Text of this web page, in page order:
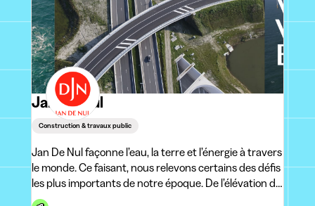
Jan De Nul
Construction & travaux public
Jan De Nul façonne l’eau, la terre et l’énergie à travers
le monde. Ce faisant, nous relevons certains des défis
les plus importants de notre époque. De l’élévation du
niveau de la mer à la transition énergéti